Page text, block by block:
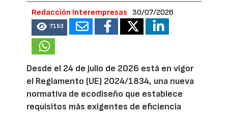
Redacción Interempresas 30/07/2026
7153
Desde el 24 de julio de 2026 está en vigor
el Reglamento (UE) 2024/1834, una nueva
normativa de ecodiseño que establece
requisitos más exigentes de eficiencia